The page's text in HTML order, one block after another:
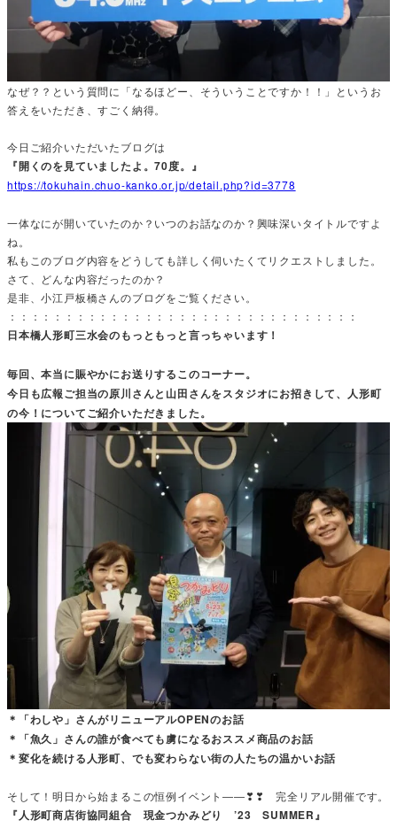
なぜ？？という質問に「なるほどー、そういうことですか！！」というお
答えをいただき、すごく納得。
今日ご紹介いただいたブログは
『開くのを見ていましたよ。70度。』
https://tokuhain.chuo-kanko.or.jp/detail.php?id=3778
一体なにが開いていたのか？いつのお話なのか？興味深いタイトルですよ
ね。
私もこのブログ内容をどうしても詳しく伺いたくてリクエストしました。
さて、どんな内容だったのか？
是非、小江戸板橋さんのブログをご覧ください。
：：：：：：：：：：：：：：：：：：：：：：：：：：：：：：：
日本橋人形町三水会のもっともっと言っちゃいます！
毎回、本当に賑やかにお送りするこのコーナー。
今日も広報ご担当の原川さんと山田さんをスタジオにお招きして、人形町
の今！についてご紹介いただきました。
＊「わしや」さんがリニューアルOPENのお話
＊「魚久」さんの誰が食べても虜になるおススメ商品のお話
＊変化を続ける人形町、でも変わらない街の人たちの温かいお話
そして！明日から始まるこの恒例イベント――❣❣ 完全リアル開催です。
『人形町商店街協同組合 現金つかみどり ’23 SUMMER』